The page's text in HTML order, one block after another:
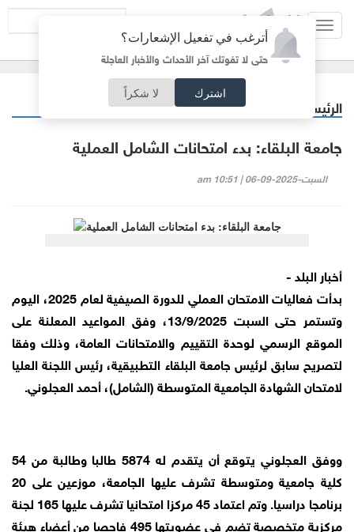
أترغب في تفعيل الإشعارات؟
حتى لا تفوتك آخر الأحداث والأخبار العاجلة
اشترك لا شكراً
الرئيسية
جامعة البلقاء: بدء امتحانات الشامل العملية
السبت-2025-09-06 | 10:51 am
أخبار البلد -
بدأت فعاليات الامتحان العملي للدورة الصيفية لعام 2025، اليوم
وتستمر حتى السبت 13/9/2025، وفق المواعيد المعلنة على
الموقع الرسمي لوحدة التقييم والامتحانات العامة، وذلك وفقا
لتصريح سابق لرئيس جامعة البلقاء التطبيقية، رئيس اللجنة العليا
لامتحان الشهادة الجامعية المتوسطة (الشامل)، أحمد العجلوني.
ووفق العجلوني يتوقع أن يتقدم له 5874 طالبا وطالبة من 54
كلية جامعية ومتوسطة تشرف عليها الجامعة، موزعين على 20
برنامجا دراسيا. وتم اعتماد 45 مركزا امتحانيا تشرف عليها 165 لجنة
مركزية متخصصة تضم في عضويتها 495 فاحصا من أعضاء هيئة